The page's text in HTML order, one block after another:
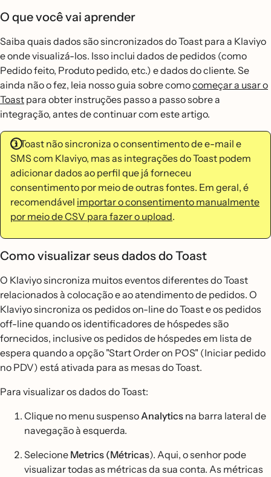
O que você vai aprender
Saiba quais dados são sincronizados do Toast para a Klaviyo
e onde visualizá-los. Isso inclui dados de pedidos (como
Pedido feito, Produto pedido, etc.) e dados do cliente. Se
ainda não o fez, leia nosso guia sobre comocomeçar a usar o
Toast para obter instruções passo a passo sobre a
integração, antes de continuar com este artigo.
O Toast não sincroniza o consentimento de e-mail e
SMS com Klaviyo, mas as integrações do Toast podem
adicionar dados ao perfil que já forneceu
consentimento por meio de outras fontes. Em geral, é
recomendável importar o consentimento manualmente
por meio de CSV para fazer o upload.
Como visualizar seus dados do Toast
O Klaviyo sincroniza muitos eventos diferentes do Toast
relacionados à colocação e ao atendimento de pedidos. O
Klaviyo sincroniza os pedidos on-line do Toast e os pedidos
off-line quando os identificadores de hóspedes são
fornecidos, inclusive os pedidos de hóspedes em lista de
espera quando a opção "Start Order on POS" (Iniciar pedido
no PDV) está ativada para as mesas do Toast.
Para visualizar os dados do Toast:
Clique no menu suspensoAnalytics na barra lateral de
navegação à esquerda.
Selecione Metrics (Métricas). Aqui, o senhor pode
visualizar todas as métricas da sua conta. As métricas